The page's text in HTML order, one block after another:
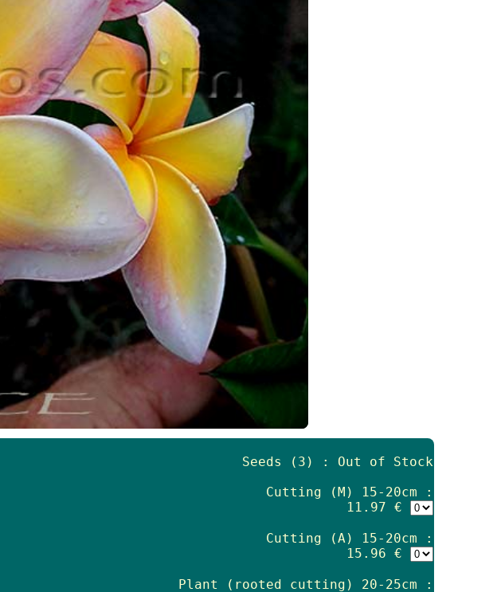
Seeds (3) : Out of Stock
Cutting (M) 15-20cm :
11.97 €
Cutting (A) 15-20cm :
15.96 €
Plant (rooted cutting) 20-25cm :